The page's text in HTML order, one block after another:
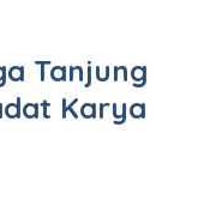
Tanjung
Karya